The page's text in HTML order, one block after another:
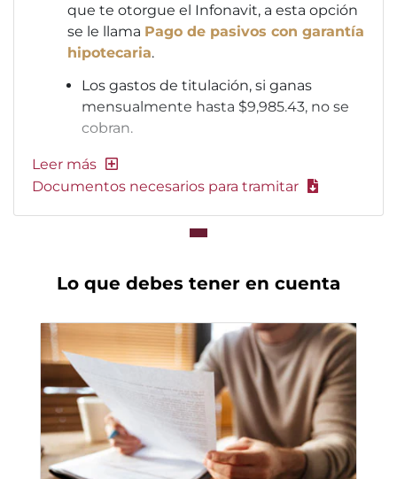
que te otorgue el Infonavit, a esta opción
se le llama Pago de pasivos con garantía
hipotecaria.
Los gastos de titulación, si ganas
mensualmente hasta $9,985.43, no se
cobran.
Documentos necesarios para tramitar
Lo que debes tener en cuenta